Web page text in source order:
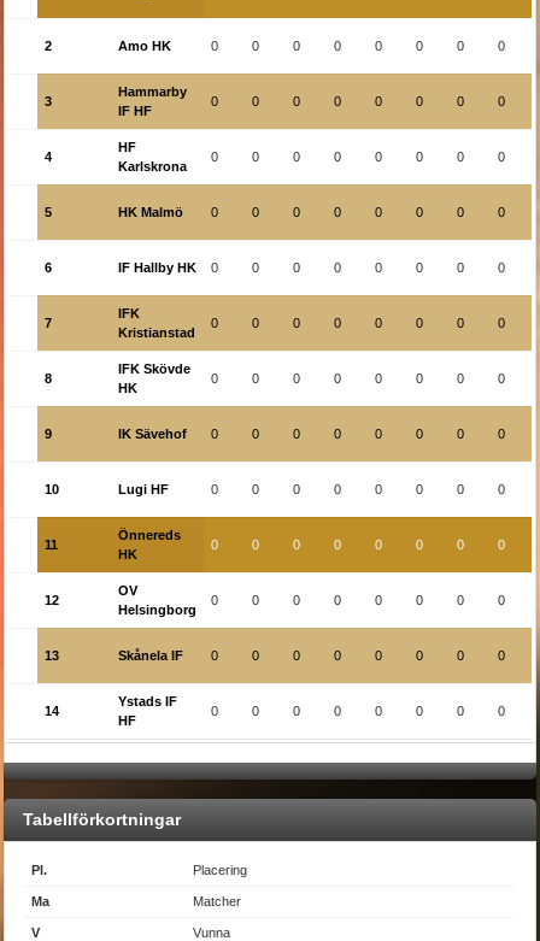
2 Amo HK 0 0 0 0 0 0 0 0
3
Hammarby
IF HF
0 0 0 0 0 0 0 0
4
HF
Karlskrona
0 0 0 0 0 0 0 0
5 HK Malmö 0 0 0 0 0 0 0 0
6 IF Hallby HK 0 0 0 0 0 0 0 0
7
IFK
Kristianstad
0 0 0 0 0 0 0 0
8
IFK Skövde
HK
0 0 0 0 0 0 0 0
9 IK Sävehof 0 0 0 0 0 0 0 0
10 Lugi HF 0 0 0 0 0 0 0 0
11
Önnereds
HK
0 0 0 0 0 0 0 0
12
OV
Helsingborg
0 0 0 0 0 0 0 0
13 Skånela IF 0 0 0 0 0 0 0 0
14
Ystads IF
HF
0 0 0 0 0 0 0 0
Tabellförkortningar
Pl. Placering
Ma Matcher
V Vunna